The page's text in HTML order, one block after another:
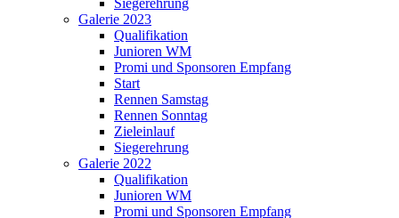
Siegerehrung
Galerie 2023
Qualifikation
Junioren WM
Promi und Sponsoren Empfang
Start
Rennen Samstag
Rennen Sonntag
Zieleinlauf
Siegerehrung
Galerie 2022
Qualifikation
Junioren WM
Promi und Sponsoren Empfang